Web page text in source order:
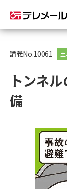
大学・短大の資
総合型選抜・学校推
講義No.10061
トンネ
備